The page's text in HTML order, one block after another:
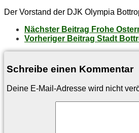
Der Vorstand der DJK Olympia
Nächster Beitrag Fro­he
Vorheriger Beitrag Stadt
Schreibe einen Kommentar
Deine E-Mail-Adresse wird nicht